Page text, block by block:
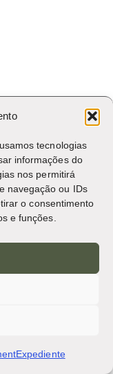
tecnologias
informações do
nos permitirá
navegação ou IDs
o consentimento
e funções.
Expediente